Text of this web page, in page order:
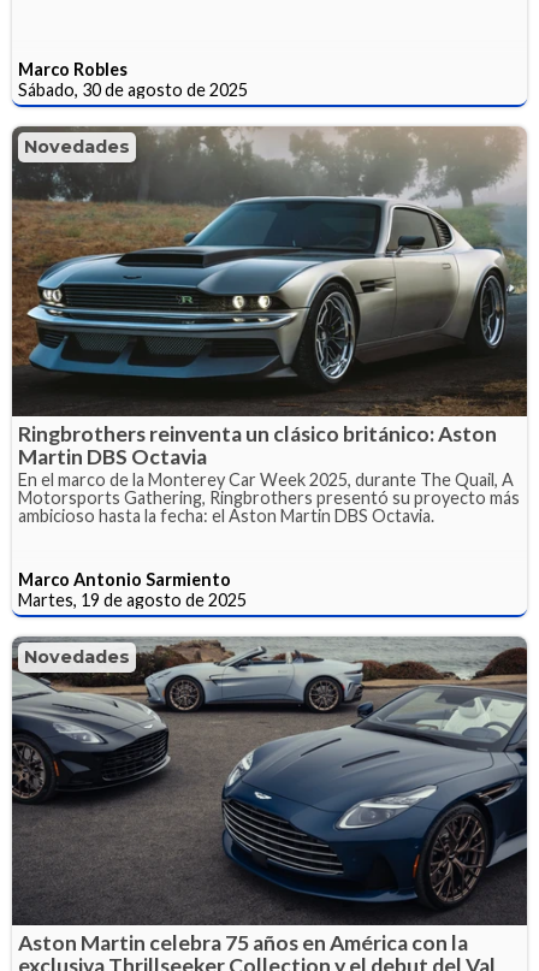
Marco Robles
Sábado, 30 de agosto de 2025
Novedades
Ringbrothers reinventa un clásico británico: Aston
Martin DBS Octavia
En el marco de la Monterey Car Week 2025, durante The Quail, A
Motorsports Gathering, Ringbrothers presentó su proyecto más
ambicioso hasta la fecha: el Aston Martin DBS Octavia.
Marco Antonio Sarmiento
Martes, 19 de agosto de 2025
Novedades
Aston Martin celebra 75 años en América con la